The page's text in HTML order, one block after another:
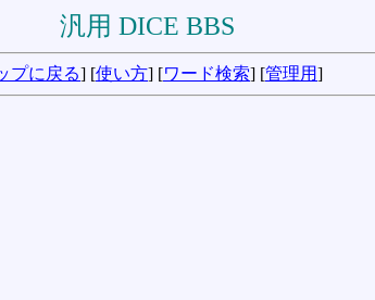
汎用 DICE BBS
プに戻る] [使い方] [ワード検索] [管理用]